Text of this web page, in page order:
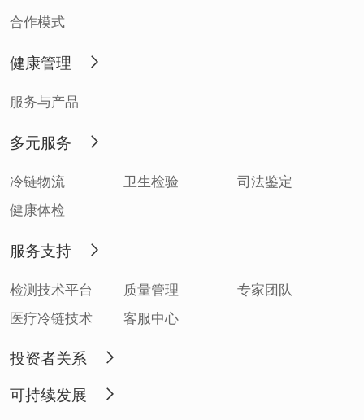
合作模式
健康管理
服务与产品
多元服务
冷链物流 卫生检验
司法鉴定
健康体检
服务支持
检测技术平台 质量管理
专家团队
医疗冷链技术
客服中心
投资者关系
可持续发展